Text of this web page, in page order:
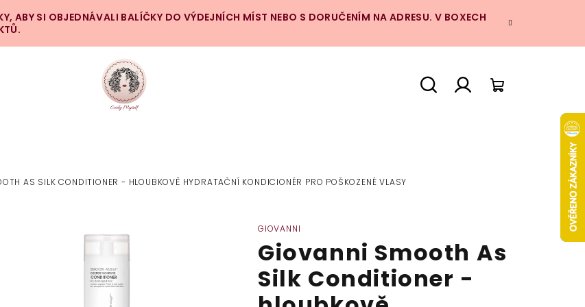
ABY SI OBJEDNÁVALI BALÍČKY DO VÝDEJNÍCH MÍST NEBO S DORUČENÍM NA ADRESU. V BOXECH
AS SILK CONDITIONER - HLOUBKOVĚ HYDRATAČNÍ KONDICIONÉR PRO POŠKOZENÉ VLASY
GIOVANNI
Giovanni Smooth As
Silk Conditioner -